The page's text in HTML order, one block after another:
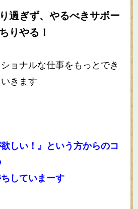
過ぎず、やるべきサポー
りやる！
ョナルな仕事をもっとでき
きます
欲しい！』という方からのコ
していまーす